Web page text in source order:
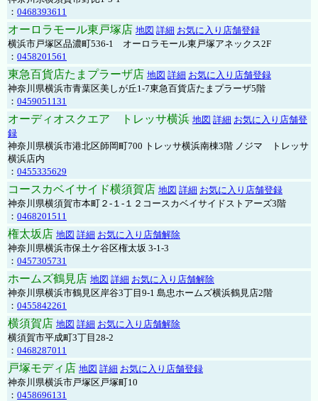
： 0468393611
オーロラモール東戸塚店 地図 詳細 お気に入り店舗登録
横浜市戸塚区品濃町536-1 オーロラモール東戸塚アネックス2F
： 0458201561
東急百貨店たまプラーザ店 地図 詳細 お気に入り店舗登録
神奈川県横浜市青葉区美しが丘1-7東急百貨店たまプラーザ5階
： 0459051131
オーディオスクエア トレッサ横浜 地図 詳細 お気に入り店舗登
録
神奈川県横浜市港北区師岡町700 トレッサ横浜南棟3階 ノジマ トレッサ
横浜店内
： 0455335629
コースカベイサイド横須賀店 地図 詳細 お気に入り店舗登録
神奈川県横須賀市本町２-１-１２コースカベイサイドストアーズ3階
： 0468201511
権太坂店 地図 詳細 お気に入り店舗解除
神奈川県横浜市保土ケ谷区権太坂 3-1-3
： 0457305731
ホームズ鶴見店 地図 詳細 お気に入り店舗解除
神奈川県横浜市鶴見区岸谷3丁目9-1 島忠ホームズ横浜鶴見店2階
： 0455842261
横須賀店 地図 詳細 お気に入り店舗解除
横須賀市平成町3丁目28-2
： 0468287011
戸塚モディ店 地図 詳細 お気に入り店舗登録
神奈川県横浜市戸塚区戸塚町10
： 0458696131